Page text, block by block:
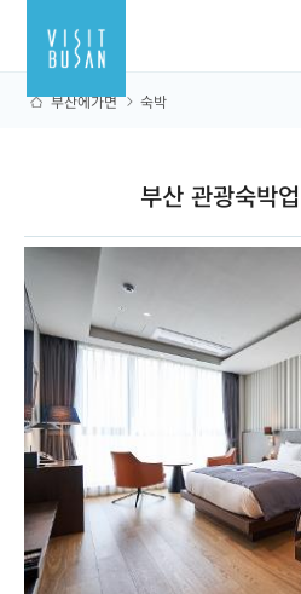
부산에가면 숙박
부산 관광숙박